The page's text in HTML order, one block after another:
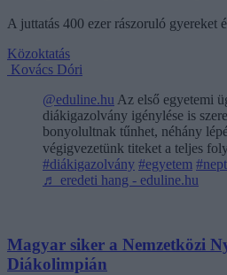
A juttatás 400 ezer rászoruló gyereket
Közoktatás
Kovács Dóri
@eduline.hu Az első egyetemi
diákigazolvány igénylése is
bonyolultnak tűnhet, néhány
végigvezetünk titeket a teljes
#diákigazolvány #egyetem
♬ eredeti hang - eduline.hu
Magyar siker a Nemzetközi
Diákolimpián